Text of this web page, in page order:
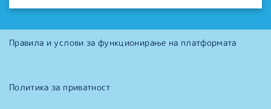
Правила и услови за функционирање на платформата
Политика за приватност